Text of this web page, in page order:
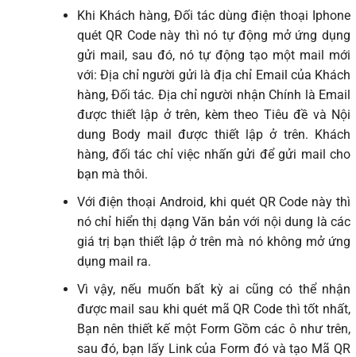
Khi Khách hàng, Đối tác dùng điện thoại Iphone
quét QR Code này thì nó tự động mở ứng dụng
gửi mail, sau đó, nó tự động tạo một mail mới
với: Địa chỉ người gửi là địa chỉ Email của Khách
hàng, Đối tác. Địa chỉ người nhận Chính là Email
được thiết lập ở trên, kèm theo Tiêu đề và Nội
dung Body mail được thiết lập ở trên. Khách
hàng, đối tác chỉ việc nhấn gửi để gửi mail cho
bạn mà thôi.
Với điện thoại Android, khi quét QR Code này thì
nó chỉ hiển thị dạng Văn bản với nội dung là các
giá trị bạn thiết lập ở trên mà nó không mở ứng
dụng mail ra.
Vì vậy, nếu muốn bất kỳ ai cũng có thể nhận
được mail sau khi quét mã QR Code thì tốt nhất,
Bạn nên thiết kế một Form Gồm các ô như trên,
sau đó, bạn lấy Link của Form đó và tạo Mã QR